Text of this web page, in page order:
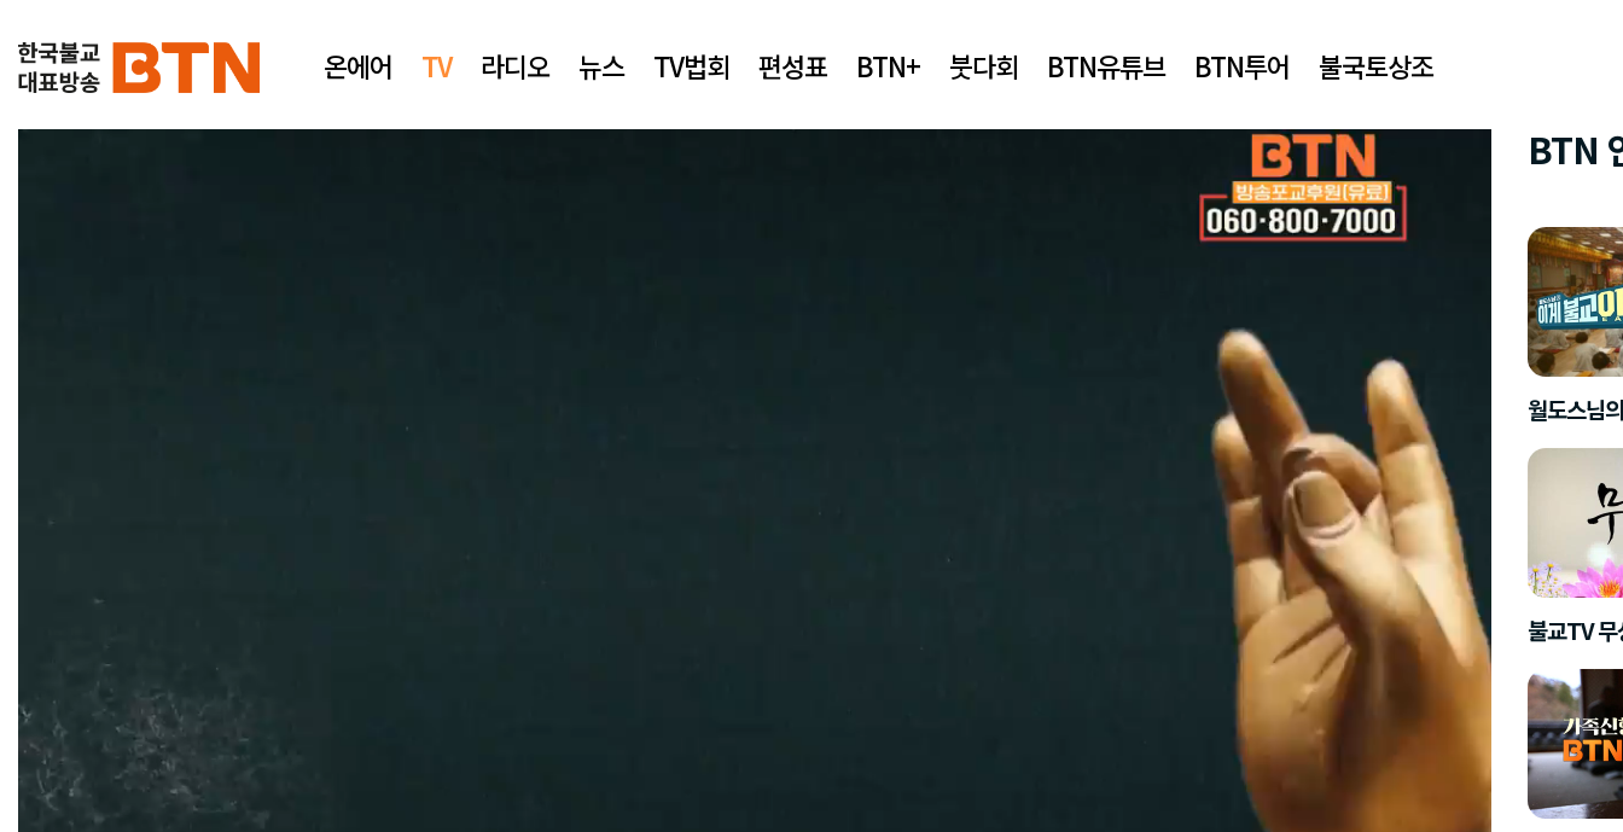
온에어 TV 라디오 뉴스 TV법회 편성표 BTN+ 붓다회 BTN유튜브 BTN투어 불국토상조
BTN
월도스님
불교TV